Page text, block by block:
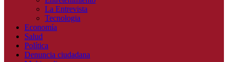
La Entrevista
Tecnologia
Economía
Salud
Política
Denuncia ciudadana